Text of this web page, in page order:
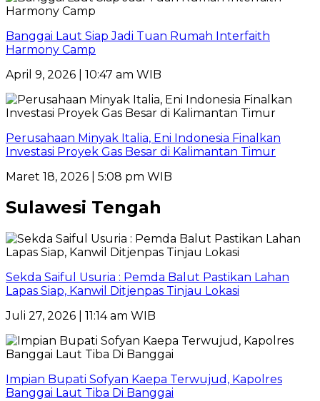
Banggai Laut Siap Jadi Tuan Rumah Interfaith
Harmony Camp
April 9, 2026 | 10:47 am WIB
Perusahaan Minyak Italia, Eni Indonesia Finalkan
Investasi Proyek Gas Besar di Kalimantan Timur
Maret 18, 2026 | 5:08 pm WIB
Sulawesi Tengah
Sekda Saiful Usuria : Pemda Balut Pastikan Lahan
Lapas Siap, Kanwil Ditjenpas Tinjau Lokasi
Juli 27, 2026 | 11:14 am WIB
Impian Bupati Sofyan Kaepa Terwujud, Kapolres
Banggai Laut Tiba Di Banggai